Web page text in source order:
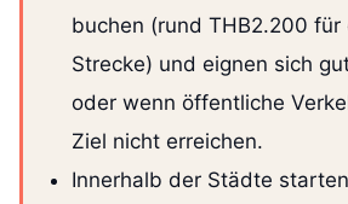
buchen (rund THB2.200
Strecke) und eignen sich
oder wenn öffentliche
Ziel nicht erreichen.
Innerhalb der Städte